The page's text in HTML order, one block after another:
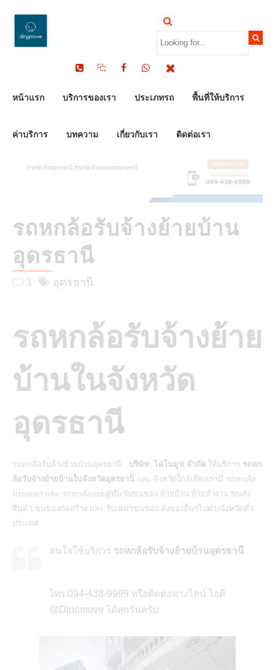
หน้าแรก บริการของเรา ประเภทรถ พื้นที่ให้บริการ
ค่าบริการ บทความ เกี่ยวกับเรา ติดต่อเรา
รถหกล้อรับจ้างย้ายบ้าน
อุดรธานี
1 อุดรธานี
รถหกล้อรับจ้างย้าย
บ้านในจังหวัด
อุดรธานี
รถหกล้อรับจ้างย้ายบ้านอุดรธานี , บริษัท ไดโนมูฟ จำกัด ให้บริการ รถหก
ล้อรับจ้างย้ายบ้านในจังหวัดอุดรธานี และ จังหวัดใกล้เคียงเรามี รถหกล้อ
แบบคอก และ รถหกล้อแบบตู้ทึบรับขนของ ย้ายบ้าน ย้ายสำงาน ขนส่ง
สินค้า ขนของก่อสร้าง และ รับเหมาขนของ ส่งของอื่นๆไปต่างจังหวัดทั่ว
ประเทศ
สนใจใช้บริการ รถหกล้อรับจ้างย้ายบ้านอุดรธานี
โทร.094-438-9999 หรือติดต่อทางไลน์ ไอดี
@Dinomove ได้ทุกวันครับ